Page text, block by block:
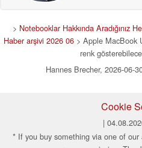
> Notebooklar Hakkında Aradığınız
Haber arşivi 2026 06 > Apple MacBook
renk
Hannes Brecher, 2026-06-
Cookie
|
* If you buy something via one of